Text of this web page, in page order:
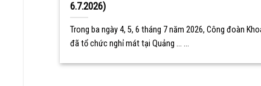
6.7.2026)
Trong ba ngày 4, 5, 6 tháng 7 năm 2026, Công đoàn
đã tổ chức nghỉ mát tại Quảng ... ...